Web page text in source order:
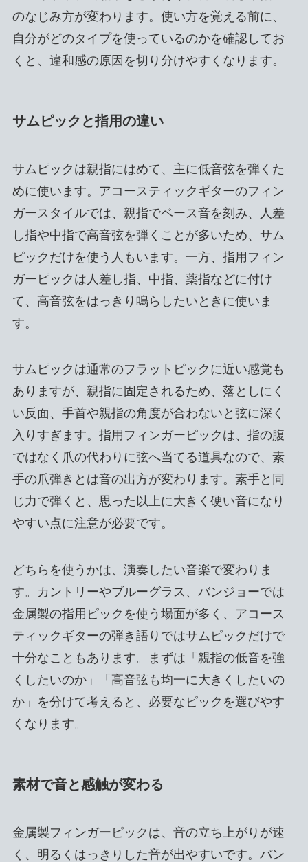
のなじみ方が変わります。使い方を覚える前に、
自分がどのタイプを使っているのかを確認してお
くと、違和感の原因を切り分けやすくなります。
サムピックと指用の違い
サムピックは親指にはめて、主に低音弦を弾くた
めに使います。アコースティックギターのフィン
ガースタイルでは、親指でベース音を刻み、人差
し指や中指で高音弦を弾くことが多いため、サム
ピックだけを使う人もいます。一方、指用フィン
ガーピックは人差し指、中指、薬指などに付け
て、高音弦をはっきり鳴らしたいときに使いま
す。
サムピックは通常のフラットピックに近い感覚も
ありますが、親指に固定されるため、落としにく
い反面、手首や親指の角度が合わないと弦に深く
入りすぎます。指用フィンガーピックは、指の腹
ではなく爪の代わりに弦へ当てる道具なので、素
手の爪弾きとは音の出方が変わります。素手と同
じ力で弾くと、思った以上に大きく硬い音になり
やすい点に注意が必要です。
どちらを使うかは、演奏したい音楽で変わりま
す。カントリーやブルーグラス、バンジョーでは
金属製の指用ピックを使う場面が多く、アコース
ティックギターの弾き語りではサムピックだけで
十分なこともあります。まずは「親指の低音を強
くしたいのか」「高音弦も均一に大きくしたいの
か」を分けて考えると、必要なピックを選びやす
くなります。
素材で音と感触が変わる
金属製フィンガーピックは、音の立ち上がりが速
く、明るくはっきりした音が出やすいです。バン